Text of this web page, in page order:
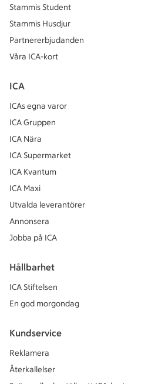
Stammis Student
Stammis Husdjur
Partnererbjudanden
Våra ICA-kort
ICA
ICAs egna varor
ICA Gruppen
ICA Nära
ICA Supermarket
ICA Kvantum
ICA Maxi
Utvalda leverantörer
Annonsera
Jobba på ICA
Hållbarhet
ICA Stiftelsen
En god morgondag
Kundservice
Reklamera
Återkallelser